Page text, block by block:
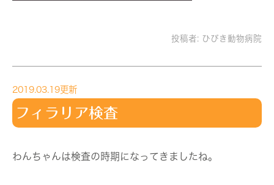
投稿者: ひびき動物病院
2019.03.19更新
フィラリア検査
わんちゃんは検査の時期になってきましたね。